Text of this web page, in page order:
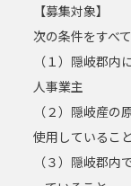
【募集対象】
次の条件をすべ
（１）隠岐郡
人事業主
（２）隠岐産
使用していること
（３）隠岐郡